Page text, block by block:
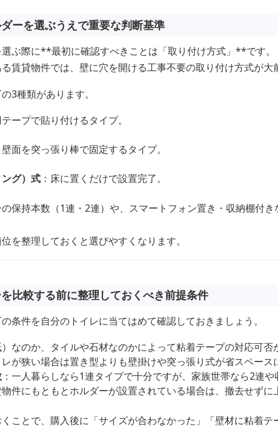
ーを選ぶうえで重要な判断基準
ぶ際に**最初に確認すべきことは「取り付け方式」**です。
賃貸物件では、壁に穴を開ける工事不要の取り付け方式が大
3種類があります。
ープで貼り付けるタイプ。
面を突っ張り棒で固定するタイプ。
グ）式 ：床に置くだけで設置完了。
保持本数（1連・2連）や、スマートフォン置き・収納棚付き
を整理しておくと選びやすくなります。
比較する前に整理しておくべき前提条件
条件を自分のトイレに当てはめて確認しておきましょう。
なのか、タイルや石材なのかによって粘着テープの対応可否
レが狭い場合は置き型よりも壁掛けや突っ張り式が省スペース
：一人暮らしなら1連タイプで十分ですが、家族世帯なら2連
物件にもともとホルダーが設置されている場合は、撤去せず
ことで、購入後に「サイズが合わなかった」「壁材に粘着